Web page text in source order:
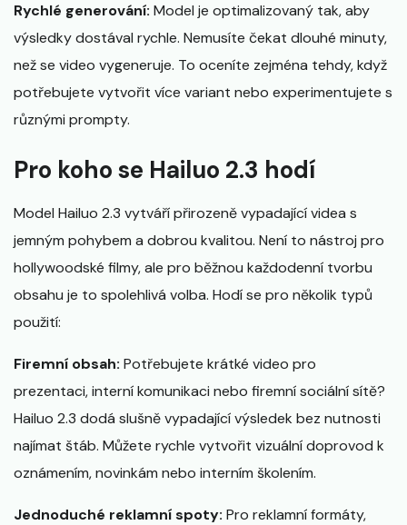
Rychlé generování: Model je optimalizovaný tak, aby
výsledky dostával rychle. Nemusíte čekat dlouhé minuty,
než se video vygeneruje. To oceníte zejména tehdy, když
potřebujete vytvořit více variant nebo experimentujete s
různými prompty.
Pro koho se Hailuo 2.3 hodí
Model Hailuo 2.3 vytváří přirozeně vypadající videa s
jemným pohybem a dobrou kvalitou. Není to nástroj pro
hollywoodské filmy, ale pro běžnou každodenní tvorbu
obsahu je to spolehlivá volba. Hodí se pro několik typů
použití:
Firemní obsah: Potřebujete krátké video pro
prezentaci, interní komunikaci nebo firemní sociální sítě?
Hailuo 2.3 dodá slušně vypadající výsledek bez nutnosti
najímat štáb. Můžete rychle vytvořit vizuální doprovod k
oznámením, novinkám nebo interním školením.
Jednoduché reklamní spoty: Pro reklamní formáty,